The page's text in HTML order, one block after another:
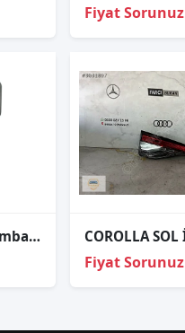
Fiyat Sorunuz
Toyota Kapak Lamba Sis Hılux Rocco 21-23 Sağ (Sisli)
Fiyat Sorunuz